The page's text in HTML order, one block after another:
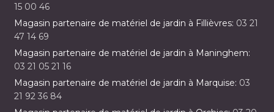
15 00 46
Magasin partenaire de matériel de jardin à Fillièvres: 03 21
47 14 69
Magasin partenaire de matériel de jardin à Maninghem:
03 21 05 21 16
Magasin partenaire de matériel de jardin à Marquise: 03
21 92 36 84